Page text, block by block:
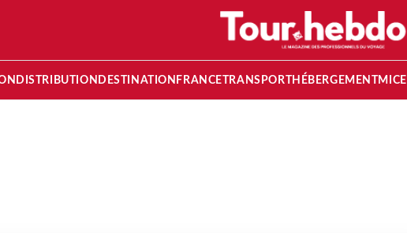
DISTRIBUTION DESTINATION FRANCETRANSPORT HÉBERGEMENTMICE